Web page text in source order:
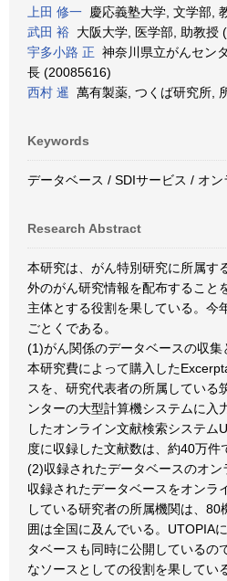
上田 修一 慶応義塾大学, 文学部,
武田 裕 大阪大学, 医学部, 助教授
宇多小路 正 神奈川県立がんセン
長 (20085616)
西村 暹 萬有製薬, つくば研究所,
Keywords
データベース / SDIサービス / オ
Research Abstract
本研究は、がん特別研究に所属す
外のがん研究情報を配布すること
主体とする役割を果している。今
ごとくである。
(1)がん関係のデータベースの収集
本研究費によって購入した
スを、研究代表者の所属している
ンターの大型計算機システムに入
したオンライン文献検索システム
度に収録した文献数は、約40万件
(2)収録されたデータベースのオン
収録されたデータベースをオンラ
している研究者の所属機関は、80
囲は全国に及んでいる。UTOPIA
タベースも同時に公開しているの
なソースとしての役割を果してい